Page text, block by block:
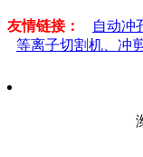
友情链接： 自动冲
等离子切割机、冲